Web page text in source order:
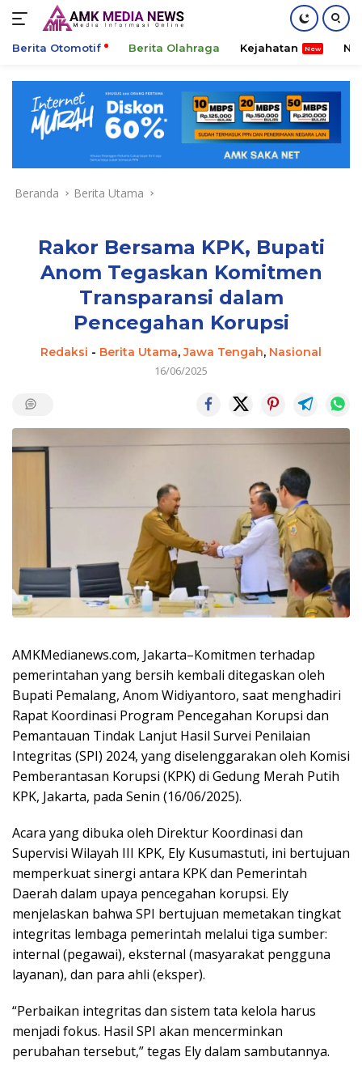
konten
Berita Otomotif Berita Olahraga Kejahatan
Beranda Berita Utama
Rakor Bersama KPK, Bupati
Anom Tegaskan Komitmen
Transparansi dalam
Pencegahan Korupsi
Redaksi - Berita Utama,Jawa Tengah, Nasional
16/06/2025
AMKMedianews.com, Jakarta–Komitmen terhadap
pemerintahan yang bersih kembali ditegaskan oleh
Bupati Pemalang, Anom Widiyantoro, saat menghadiri
Rapat Koordinasi Program Pencegahan Korupsi dan
Pemantauan Tindak Lanjut Hasil Survei Penilaian
Integritas (SPI) 2024, yang diselenggarakan oleh Komisi
Pemberantasan Korupsi (KPK) di Gedung Merah Putih
KPK, Jakarta, pada Senin (16/06/2025).
Acara yang dibuka oleh Direktur Koordinasi dan
Supervisi Wilayah III KPK, Ely Kusumastuti, ini bertujuan
memperkuat sinergi antara KPK dan Pemerintah
Daerah dalam upaya pencegahan korupsi. Ely
menjelaskan bahwa SPI bertujuan memetakan tingkat
integritas lembaga pemerintah melalui tiga sumber:
internal (pegawai), eksternal (masyarakat pengguna
layanan), dan para ahli (eksper).
“Perbaikan integritas dan sistem tata kelola harus
menjadi fokus. Hasil SPI akan mencerminkan
perubahan tersebut,” tegas Ely dalam sambutannya.